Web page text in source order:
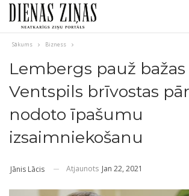
Sākums Bizness
Lembergs pauž
Ventspils brīvostas
nodoto īpašumu
izsaimniekošanu
Jānis Lācis Atjaunots Jan 22, 2021